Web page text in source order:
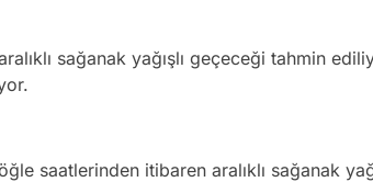
sağanak yağışlı geçeceği tahmin
saatlerinden itibaren aralıklı sağanak